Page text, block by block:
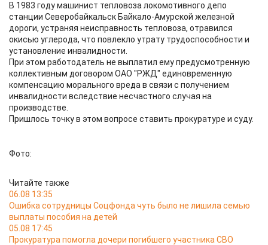
В 1983 году машинист тепловоза локомотивного депо
станции Северобайкальск Байкало-Амурской железной
дороги, устраняя неисправность тепловоза, отравился
окисью углерода, что повлекло утрату трудоспособности и
установление инвалидности.
При этом работодатель не выплатил ему предусмотренную
коллективным договором ОАО "РЖД" единовременную
компенсацию морального вреда в связи с получением
инвалидности вследствие несчастного случая на
производстве.
Пришлось точку в этом вопросе ставить прокуратуре и суду.
Фото:
Читайте также
06.08 13:35
Ошибка сотрудницы Соцфонда чуть было не лишила семью
выплаты пособия на детей
05.08 17:45
Прокуратура помогла дочери погибшего участника СВО